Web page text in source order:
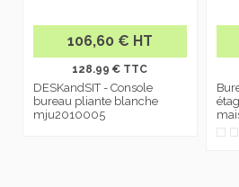
106,60 € HT
128.99 € TTC
DESKandSIT - Console
bureau pliante blanche
mju2010005